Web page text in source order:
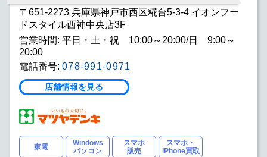
〒651-2273 兵庫県神戸市西区糀台5-3-4 イオンフー
ドスタイル西神中央店3F
営業時間: 平日・土・祝 10:00～20:00/日 9:00～
20:00
電話番号: 078-991-0971
店舗情報を見る
家電
Windows
パソコン
スマホ
販売
スマホ・
iPhone買取